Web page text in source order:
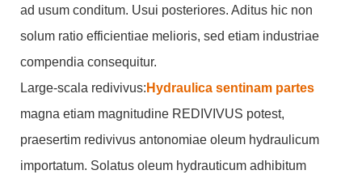
ad usum conditum. Usui posteriores. Aditus hic non
solum ratio efficientiae melioris, sed etiam industriae
compendia consequitur.
Large-scala redivivus‌: Hydraulica sentinam partes
magna etiam magnitudine REDIVIVUS potest,
praesertim redivivus antonomiae oleum hydraulicum
importatum. Solatus oleum hydrauticum adhibitum